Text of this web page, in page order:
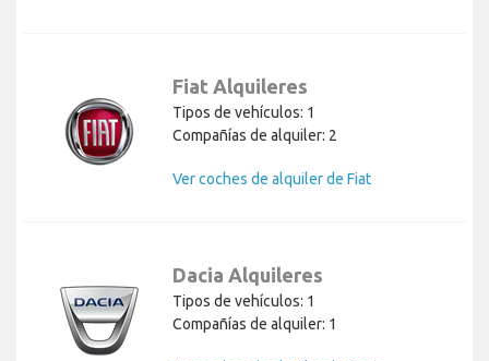
Fiat Alquileres
Tipos de vehículos: 1
Compañías de alquiler: 2
Ver coches de alquiler de Fiat
Dacia Alquileres
Tipos de vehículos: 1
Compañías de alquiler: 1